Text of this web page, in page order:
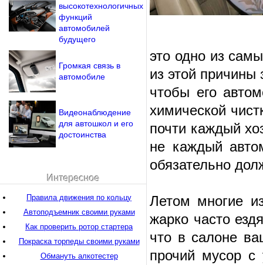
это одно из
из этой причины
чтобы его
химической
почти каждый
не каждый
обязательно
Летом многие
жарко часто
что в салоне
прочий мусор с
высокотехнологичных
функций
автомобилей
будущего
Громкая связь в
автомобиле
Видеонаблюдение
для автошкол и его
достоинства
Интересное
Правила движения по кольцу
Автоподъемник своими руками
Как проверить ротор стартера
Покраска торпеды своими руками
Обмануть алкотестер